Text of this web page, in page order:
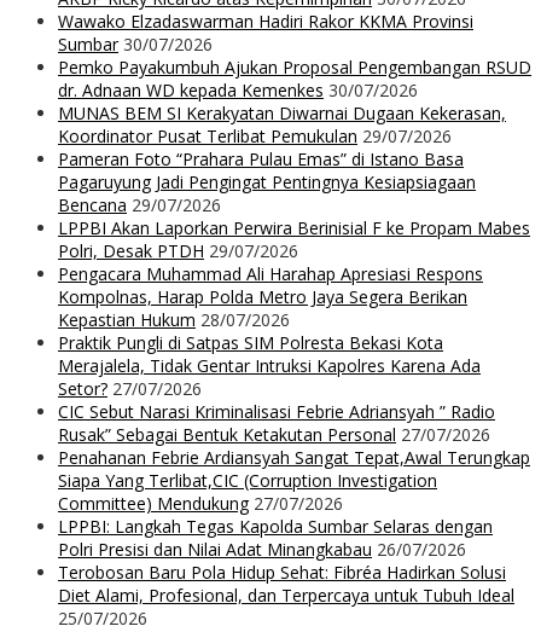
Wawako Elzadaswarman Hadiri Rakor KKMA Provinsi
Sumbar 30/07/2026
Pemko Payakumbuh Ajukan Proposal Pengembangan RSUD
dr. Adnaan WD kepada Kemenkes 30/07/2026
MUNAS BEM SI Kerakyatan Diwarnai Dugaan Kekerasan,
Koordinator Pusat Terlibat Pemukulan 29/07/2026
Pameran Foto “Prahara Pulau Emas” di Istano Basa
Pagaruyung Jadi Pengingat Pentingnya Kesiapsiagaan
Bencana 29/07/2026
LPPBI Akan Laporkan Perwira Berinisial F ke Propam Mabes
Polri, Desak PTDH 29/07/2026
Pengacara Muhammad Ali Harahap Apresiasi Respons
Kompolnas, Harap Polda Metro Jaya Segera Berikan
Kepastian Hukum 28/07/2026
Praktik Pungli di Satpas SIM Polresta Bekasi Kota
Merajalela, Tidak Gentar Intruksi Kapolres Karena Ada
Setor? 27/07/2026
CIC Sebut Narasi Kriminalisasi Febrie Adriansyah ” Radio
Rusak” Sebagai Bentuk Ketakutan Personal 27/07/2026
Penahanan Febrie Ardiansyah Sangat Tepat,Awal Terungkap
Siapa Yang Terlibat,CIC (Corruption Investigation
Committee) Mendukung 27/07/2026
LPPBI: Langkah Tegas Kapolda Sumbar Selaras dengan
Polri Presisi dan Nilai Adat Minangkabau 26/07/2026
Terobosan Baru Pola Hidup Sehat: Fibréa Hadirkan Solusi
Diet Alami, Profesional, dan Terpercaya untuk Tubuh Ideal
25/07/2026